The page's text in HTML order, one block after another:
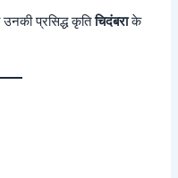
प्रसिद्ध कृतिचिदंबराके